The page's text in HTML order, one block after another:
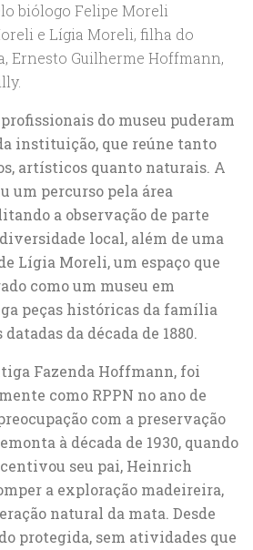
biólogo Felipe Moreli
e Lígia Moreli, filha do
Ernesto Guilherme Hoffmann,
do museu puderam
instituição, que reúne tanto
artísticos quanto naturais. A
um percurso pela área
a observação de parte
local, além de uma
Lígia Moreli, um espaço que
como um museu em
peças históricas da família
da década de 1880.
Fazenda Hoffmann, foi
como RPPN no ano de
com a preservação
à década de 1930, quando
seu pai, Heinrich
a exploração madeireira,
natural da mata. Desde
protegida, sem atividades que